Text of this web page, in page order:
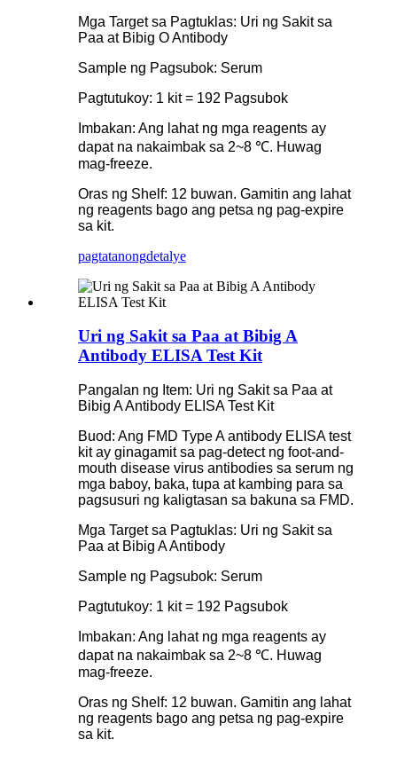
Mga Target sa Pagtuklas: Uri ng Sakit sa
Paa at Bibig O Antibody
Sample ng Pagsubok: Serum
Pagtutukoy: 1 kit = 192 Pagsubok
Imbakan: Ang lahat ng mga reagents ay
dapat na nakaimbak sa 2~8 ℃. Huwag
mag-freeze.
Oras ng Shelf: 12 buwan. Gamitin ang lahat
ng reagents bago ang petsa ng pag-expire
sa kit.
pagtatanongdetalye
Uri ng Sakit sa Paa at Bibig A
Antibody ELISA Test Kit
Pangalan ng Item: Uri ng Sakit sa Paa at
Bibig A Antibody ELISA Test Kit
Buod: Ang FMD Type A antibody ELISA test
kit ay ginagamit sa pag-detect ng foot-and-
mouth disease virus antibodies sa serum ng
mga baboy, baka, tupa at kambing para sa
pagsusuri ng kaligtasan sa bakuna sa FMD.
Mga Target sa Pagtuklas: Uri ng Sakit sa
Paa at Bibig A Antibody
Sample ng Pagsubok: Serum
Pagtutukoy: 1 kit = 192 Pagsubok
Imbakan: Ang lahat ng mga reagents ay
dapat na nakaimbak sa 2~8 ℃. Huwag
mag-freeze.
Oras ng Shelf: 12 buwan. Gamitin ang lahat
ng reagents bago ang petsa ng pag-expire
sa kit.